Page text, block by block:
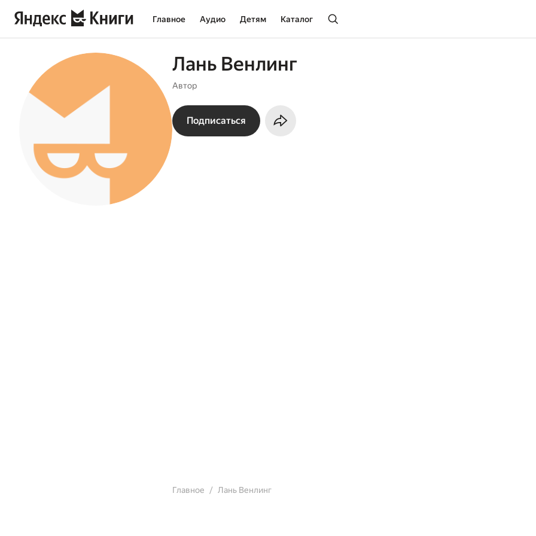
Главное Аудио Детям Каталог
Лань Венлинг
Автор
Подписаться
Главное Лань Венлинг